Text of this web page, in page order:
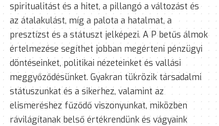
spiritualitást és a hitet, a pillangó a változást és
az átalakulást, míg a palota a hatalmat, a
presztízst és a státuszt jelképezi. A P betűs álmok
értelmezése segíthet jobban megérteni pénzügyi
döntéseinket, politikai nézeteinket és vallási
meggyőződésünket. Gyakran tükrözik társadalmi
státuszunkat és a sikerhez, valamint az
elismeréshez fűződő viszonyunkat, miközben
rávilágítanak belső értékrendünk és vágyaink